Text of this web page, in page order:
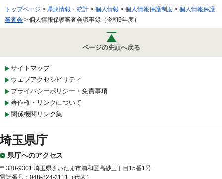
トップページ > 県政情報・統計 > 個人情報 > 個人情報保護制度 > 個人情報保護
審査会 > 個人情報保護審査会議事録（令和5年度）
ページの先頭へ戻る
サイトマップ
ウェブアクセシビリティ
プライバシーポリシー・免責事項
著作権・リンクについて
関係機関リンク集
埼玉県庁
県庁へのアクセス
〒330-9301 埼玉県さいたま市浦和区高砂三丁目15番1号
電話番号：048-824-2111（代表）